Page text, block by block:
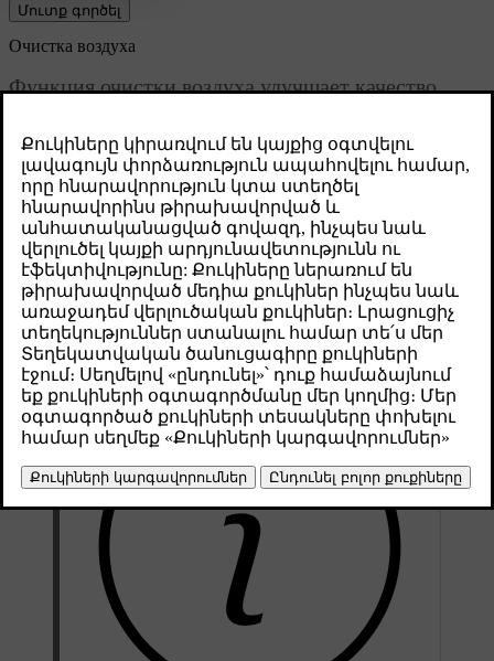
Մուտք գործել
Թարմացված 04.04.2025
Очистка воздуха
Функция очистки воздуха улучшает качество
Запустить очистку воздуха можно через центральный дисплей
или через мобильное приложение для автомобиля. Она также
запускается автоматически после завершения подготовки
климата.
При очистке воздуха качество воздуха в салоне улучшается за
счет нагнетания свежего воздуха в салон и пропускания его
через воздушный фильтр.